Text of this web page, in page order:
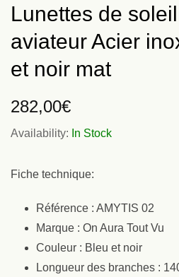
Lunettes de
aviateur Acier
et noir mat
282,00€
Availability: In Stock
Fiche technique:
Référence : AMYTIS 02
Marque : On Aura Tout Vu
Couleur : Bleu et noir
Longueur des branches :